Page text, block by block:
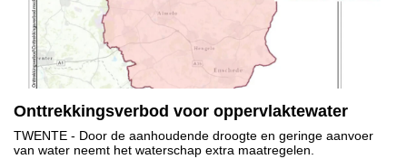
Onttrekkingsverbod voor oppervlaktewater
TWENTE - Door de aanhoudende droogte en geringe aanvoer
van water neemt het waterschap extra maatregelen.